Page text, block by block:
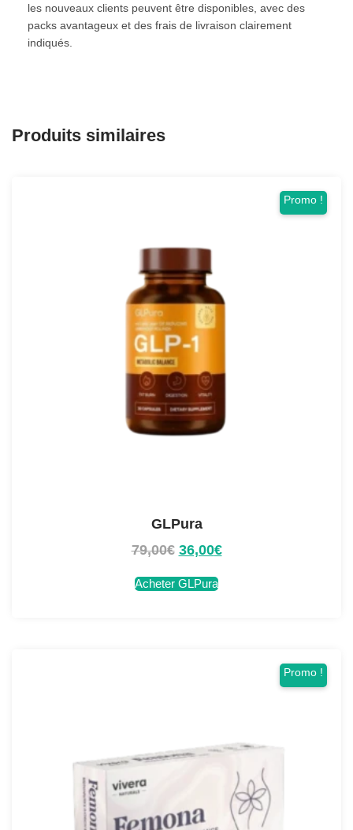
les nouveaux clients peuvent être disponibles, avec des
packs avantageux et des frais de livraison clairement
indiqués.
Produits similaires
Promo !
GLPura
79,00€ 36,00€
Acheter GLPura
Promo !